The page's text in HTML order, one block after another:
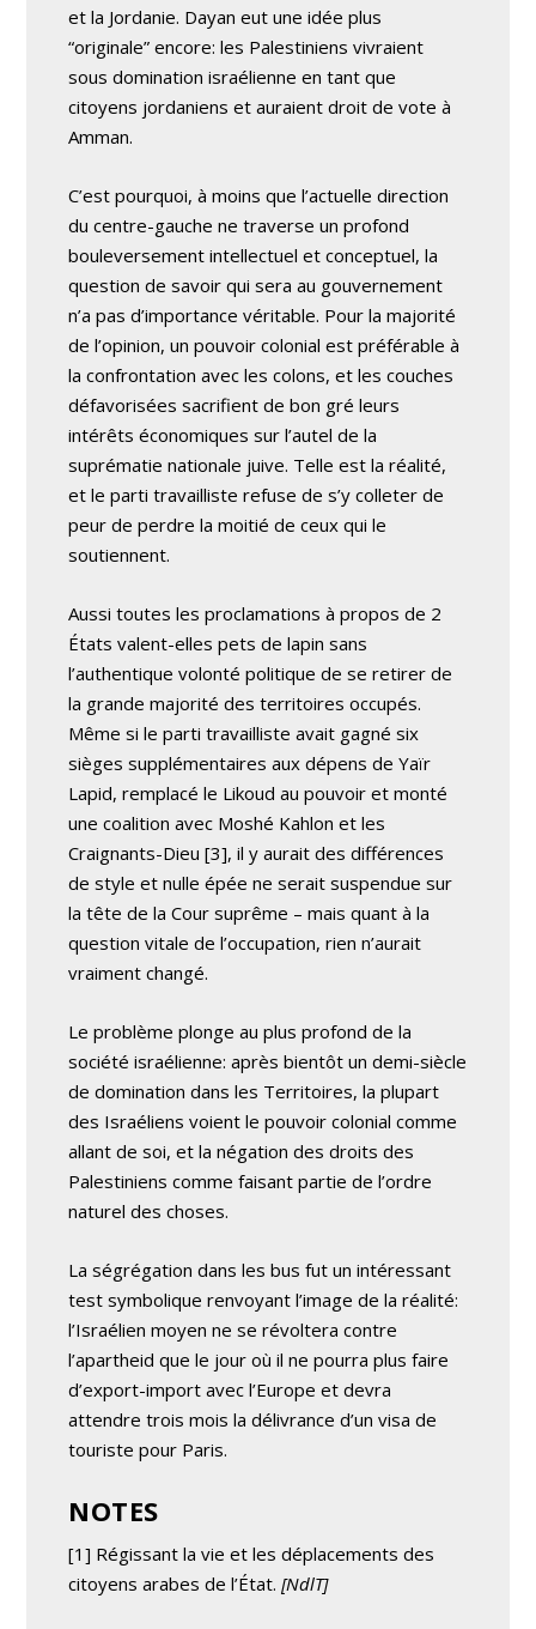
et la Jordanie. Dayan eut une idée plus
“originale” encore: les Palestiniens vivraient
sous domination israélienne en tant que
citoyens jordaniens et auraient droit de vote à
Amman.
C’est pourquoi, à moins que l’actuelle direction
du centre-gauche ne traverse un profond
bouleversement intellectuel et conceptuel, la
question de savoir qui sera au gouvernement
n’a pas d’importance véritable. Pour la majorité
de l’opinion, un pouvoir colonial est préférable à
la confrontation avec les colons, et les couches
défavorisées sacrifient de bon gré leurs
intérêts économiques sur l’autel de la
suprématie nationale juive. Telle est la réalité,
et le parti travailliste refuse de s’y colleter de
peur de perdre la moitié de ceux qui le
soutiennent.
Aussi toutes les proclamations à propos de 2
États valent-elles pets de lapin sans
l’authentique volonté politique de se retirer de
la grande majorité des territoires occupés.
Même si le parti travailliste avait gagné six
sièges supplémentaires aux dépens de Yaïr
Lapid, remplacé le Likoud au pouvoir et monté
une coalition avec Moshé Kahlon et les
Craignants-Dieu [3], il y aurait des différences
de style et nulle épée ne serait suspendue sur
la tête de la Cour suprême – mais quant à la
question vitale de l’occupation, rien n’aurait
vraiment changé.
Le problème plonge au plus profond de la
société israélienne: après bientôt un demi-siècle
de domination dans les Territoires, la plupart
des Israéliens voient le pouvoir colonial comme
allant de soi, et la négation des droits des
Palestiniens comme faisant partie de l’ordre
naturel des choses.
La ségrégation dans les bus fut un intéressant
test symbolique renvoyant l’image de la réalité:
l’Israélien moyen ne se révoltera contre
l’apartheid que le jour où il ne pourra plus faire
d’export-import avec l’Europe et devra
attendre trois mois la délivrance d’un visa de
touriste pour Paris.
NOTES
[1] Régissant la vie et les déplacements des
citoyens arabes de l’État.[NdlT]